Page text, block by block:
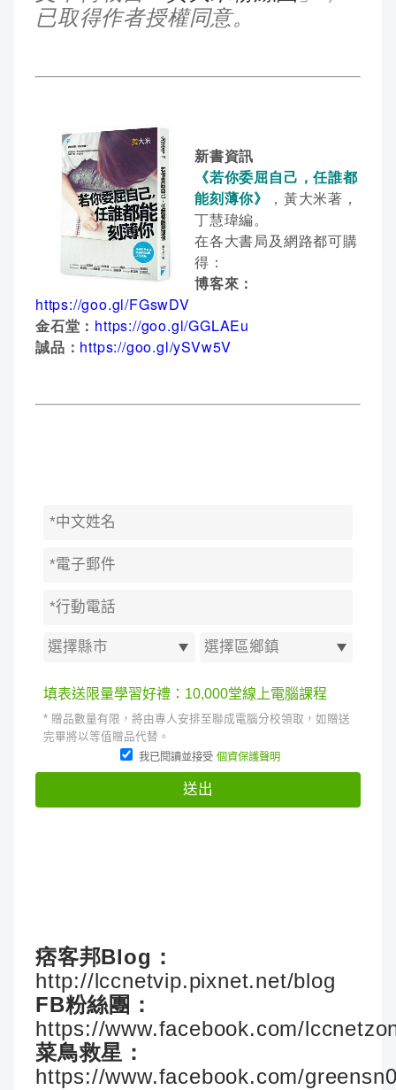
已取得作者授權同意。
新書資訊
《若你委屈自己，任誰都
能刻薄你》
，黃大米著，
丁慧瑋編。
在各大書局及網路都可購
得：
博客來：
https://goo.gl/FGswDV
金石堂： https://goo.gl/GGLAEu
誠品： https://goo.gl/ySVw5V
痞客邦Blog：
http://lccnetvip.pixnet.net/blog
FB粉絲團：
https://www.facebook.com/
菜鳥救星：
https://www.facebook.com/